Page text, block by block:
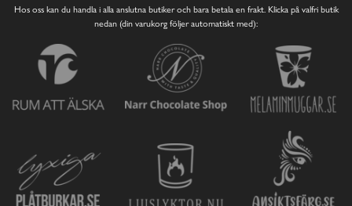
Hos oss kan du handla i alla anslutna butiker och bara betala en frakt. Klicka på valfri butik
nedan (din varukorg följer automatiskt med):